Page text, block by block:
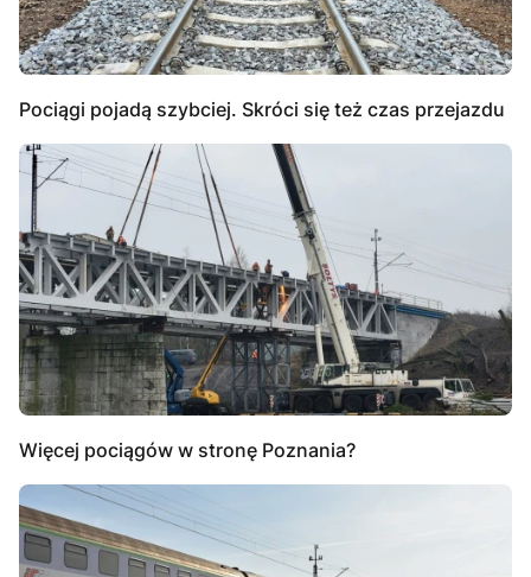
Pociągi pojadą szybciej. Skróci się też czas przejazdu
Więcej pociągów w stronę Poznania?